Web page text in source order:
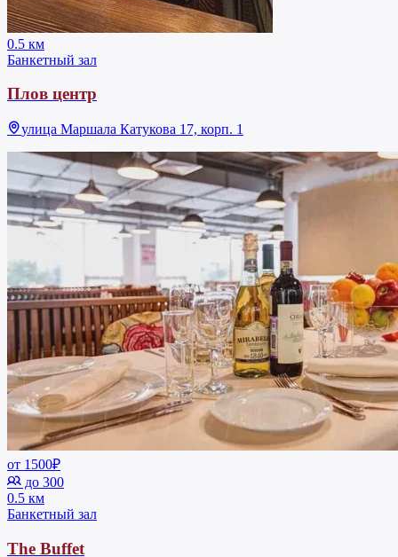
0.5 км
Банкетный зал
Плов центр
улица Маршала Катукова 17, корп. 1
от 1500₽
до 300
0.5 км
Банкетный зал
The Buffet